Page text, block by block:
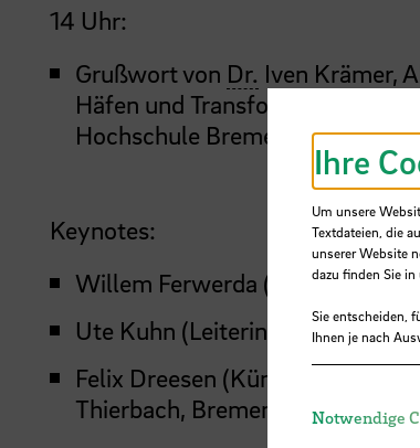
14 Uhr:
Grußwort von Dr. Iven Krämer,
Häfen und Transformation der
Hochschule Bremen.
Keynotes:
Willem Ferwerda (Gründer von
Ute Kuhn (Leiterin der
Felix Dreesen (Künstler und
Thierbach, Bremen)
Ihre
Um unsere
Textdateien, die
unserer Website
dazu finden Sie in
Sie entscheiden,
Ihnen je nach
Notwendige